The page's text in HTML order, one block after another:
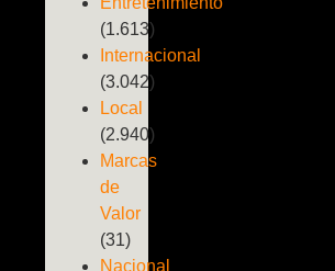
(1.613)
Internacional
(3.042)
Local
(2.940)
Marcas
de
Valor
(31)
Nacional